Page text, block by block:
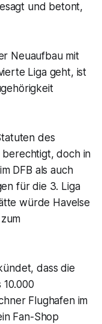
und betont,
Neuaufbau mit
Liga geht, ist
des
berechtigt, doch in
DFB als auch
für die 3. Liga
würde Havelse
dass die
Flughafen im
Fan-Shop